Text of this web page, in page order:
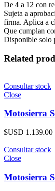
De 4 a 12 con
Sujeta a
firma. Aplica a
Que cumplan
Disponible solo
Related
Consultar stock
Close
Motosierra
$USD 1.139.00
Consultar stock
Close
Motosierra